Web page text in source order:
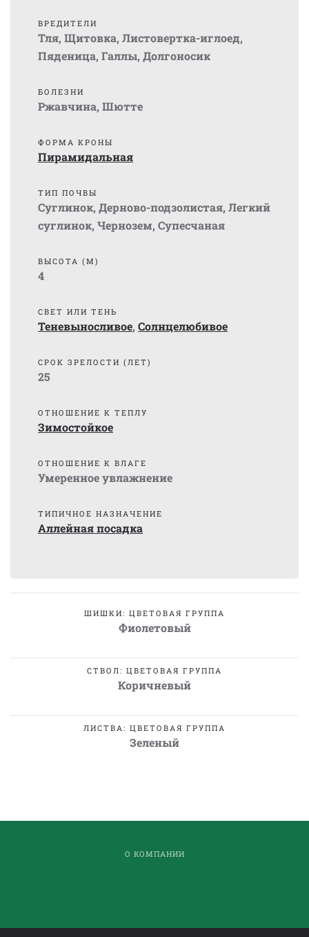
ВРЕДИТЕЛИ
Тля, Щитовка, Листовертка-иглоед,
Пяденица, Галлы, Долгоносик
БОЛЕЗНИ
Ржавчина, Шютте
ФОРМА КРОНЫ
Пирамидальная
ТИП ПОЧВЫ
Суглинок, Дерново-подзолистая, Легкий
суглинок, Чернозем, Супесчаная
ВЫСОТА (М)
4
СВЕТ ИЛИ ТЕНЬ
Теневыносливое, Солнцелюбивое
СРОК ЗРЕЛОСТИ (ЛЕТ)
25
ОТНОШЕНИЕ К ТЕПЛУ
Зимостойкое
ОТНОШЕНИЕ К ВЛАГЕ
Умеренное увлажнение
ТИПИЧНОЕ НАЗНАЧЕНИЕ
Аллейная посадка
ШИШКИ: ЦВЕТОВАЯ ГРУППА
Фиолетовый
СТВОЛ: ЦВЕТОВАЯ ГРУППА
Коричневый
ЛИСТВА: ЦВЕТОВАЯ ГРУППА
Зеленый
О КОМПАНИИ